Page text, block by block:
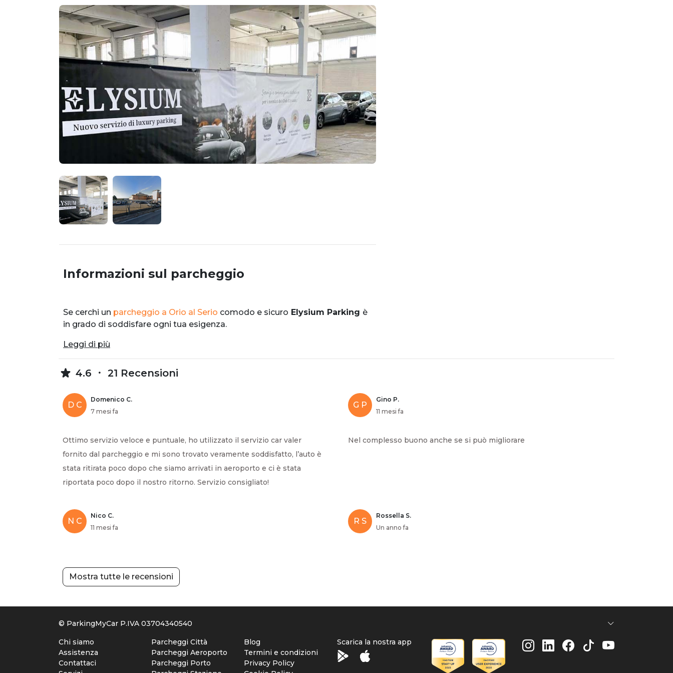
Informazioni sul parcheggio
Se cerchi un parcheggio a Orio al Serio comodo e sicuro Elysium Parking è
in grado di soddisfare ogni tua esigenza.
Leggi di più
4.6 21 Recensioni
D C
Domenico C.
7 mesi fa
Ottimo servizio veloce e puntuale, ho utilizzato il servizio car valer
fornito dal parcheggio e mi sono trovato veramente soddisfatto, l’auto è
stata ritirata poco dopo che siamo arrivati in aeroporto e ci è stata
riportata poco dopo il nostro ritorno. Servizio consigliato!
G P
Gino P.
11 mesi fa
Nel complesso buono anche se si può migliorare
N C
Nico C.
11 mesi fa
R S
Rossella S.
Un anno fa
Mostra tutte le recensioni
© ParkingMyCar P.IVA 03704340540
Chi siamo
Assistenza
Contattaci
Parcheggi Città
Parcheggi Aeroporto
Parcheggi Porto
Blog
Termini e condizioni
Privacy Policy
Scarica la nostra app